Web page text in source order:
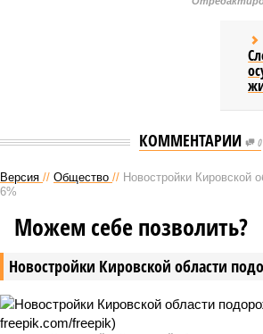
КОММЕНТАРИИ 0
Версия // Общество // Новостройки Кировской
6%
Новостройки Кировской области
Можем себе позволить?